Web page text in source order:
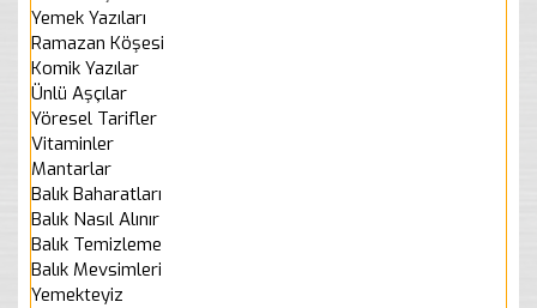
Yemek Yazıları
Ramazan Köşesi
Komik Yazılar
Ünlü Aşçılar
Yöresel Tarifler
Vitaminler
Mantarlar
Balık Baharatları
Balık Nasıl Alınır
Balık Temizleme
Balık Mevsimleri
Yemekteyiz